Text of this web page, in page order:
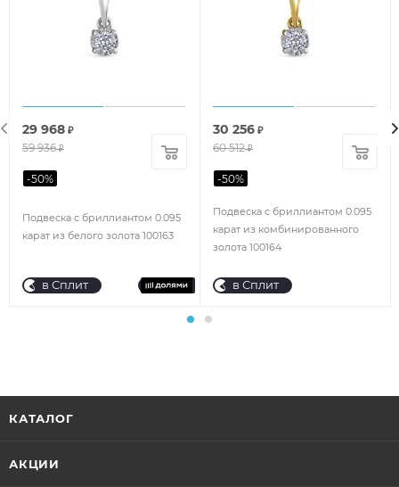
Подвеска с бриллиантом 0.095
карат из белого золота 100163
29 968 ₽
59 936₽
-50%
в Сплит
Подвеска с бриллиантом 0.095
карат из комбинированного
золота 100164
30 256 ₽
60 512₽
-50%
в Сплит
КАТАЛОГ
АКЦИИ